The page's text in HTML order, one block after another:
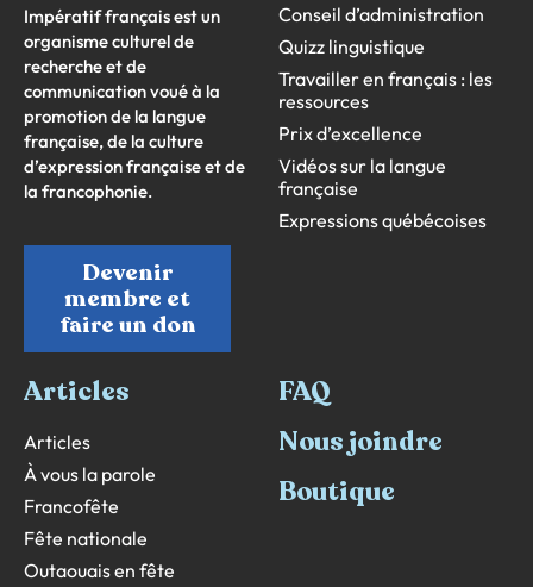
Impératif français est un
organisme culturel de
recherche et de
communication voué à la
promotion de la langue
française, de la culture
d’expression française et de
la francophonie.
Devenir
membre et
faire un don
Conseil d’administration
Quizz linguistique
Travailler en français : les
ressources
Prix d’excellence
Vidéos sur la langue
française
Expressions québécoises
Articles
Articles
À vous la parole
Francofête
Fête nationale
Outaouais en fête
FAQ
Nous joindre
Boutique